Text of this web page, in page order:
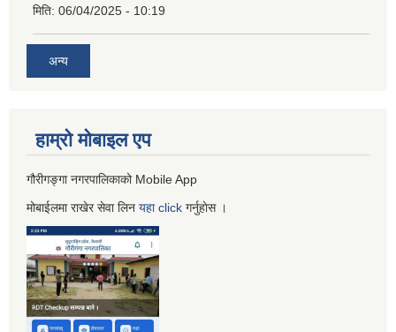
मिति: 06/04/2025 - 10:19
अन्य
हाम्रो माेबाइल एप
गौरीगङ्गा नगरपालिकाको Mobile App
मोबाईलमा राखेर सेवा लिन यहाclick गर्नुहाेस ।